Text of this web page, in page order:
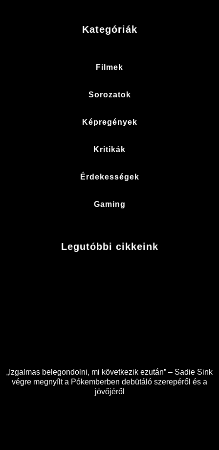
Kategóriák
Filmek
Sorozatok
Képregények
Kritikák
Érdekességek
Gaming
Legutóbbi cikkeink
„Izgalmas belegondolni, mi következik ezután” – Sadie Sink
végre megnyílt a Pókemberben debütáló szerepéről és a
jövőjéről